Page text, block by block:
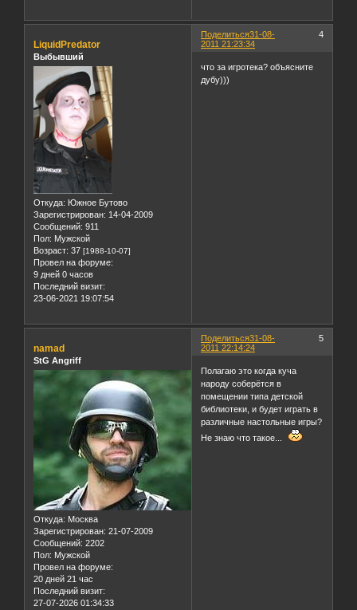
Поделиться 4
31-08-
2011 21:23:34
LiquidPredator
Выбывший
Откуда: Южное Бутово
Зарегистрирован: 14-04-2009
Сообщений: 911
Пол: Мужской
Возраст: 37 [1988-10-07]
Провел на форуме:
9 дней 0 часов
Последний визит:
23-06-2021 19:07:54
что за игротека? объясните
дубу)))
Поделиться 5
31-08-
2011 22:14:24
namad
StG Angriff
Откуда: Москва
Зарегистрирован: 21-07-2009
Сообщений: 2202
Пол: Мужской
Провел на форуме:
20 дней 21 час
Последний визит:
27-07-2026 01:34:33
Полагаю это когда куча
народу соберётся в
помещении типа детской
библиотеки, и будет играть в
различные настольные игры?
Не знаю что такое...